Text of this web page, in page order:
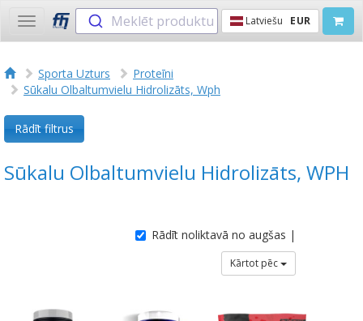
Toggle
navigation
Meklēt produktu Latviešu EUR
Sporta Uzturs
Proteīni
Sūkalu Olbaltumvielu Hidrolizāts, Wph
Rādīt filtrus
Sūkalu Olbaltumvielu Hidrolizāts, WPH
Rādīt noliktavā no augšas |
Kārtot pēc